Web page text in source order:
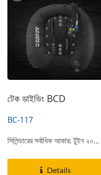
টেক ডাইভিং BCD
BC-117
সিলিন্ডারের সর্বাধিক আকার: টুইন ২০...
Details